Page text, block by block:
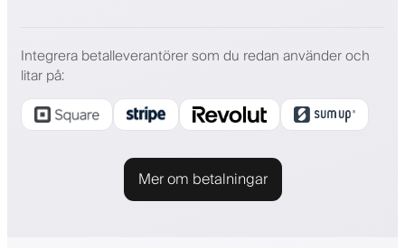
Integrera betalleverantörer som du redan använder och
litar på:
Mer om betalningar